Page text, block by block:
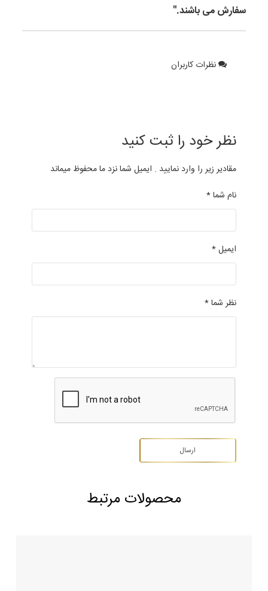
سفارش می باشند."
نظرات کاربران
نظر خود را ثبت کنید
مقادیر زیر را وارد نمایید . ایمیل شما نزد ما محفوظ میماند
نام شما *
ایمیل *
نظر شما *
محصولات مرتبط